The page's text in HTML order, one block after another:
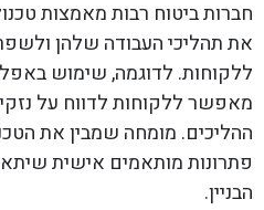
חברות ביטוח רבות מאמצות
את תהליכי העבודה שלהן
ללקוחות. לדוגמה, שימוש
מאפשר ללקוחות לדווח על
ההליכים. מומחה שמבין את
פתרונות מותאמים אישית
הבניין.